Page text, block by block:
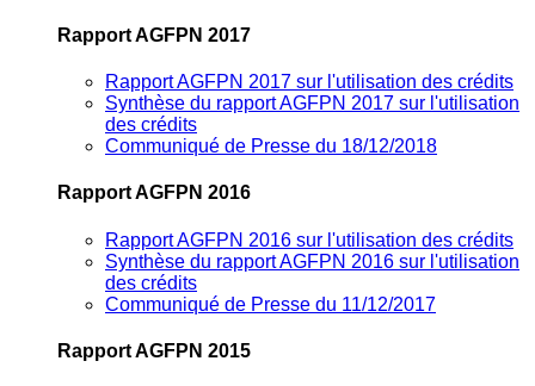
Rapport AGFPN 2017
Rapport AGFPN 2017 sur l'utilisation des crédits
Synthèse du rapport AGFPN 2017 sur l'utilisation
des crédits
Communiqué de Presse du 18/12/2018
Rapport AGFPN 2016
Rapport AGFPN 2016 sur l'utilisation des crédits
Synthèse du rapport AGFPN 2016 sur l'utilisation
des crédits
Communiqué de Presse du 11/12/2017
Rapport AGFPN 2015